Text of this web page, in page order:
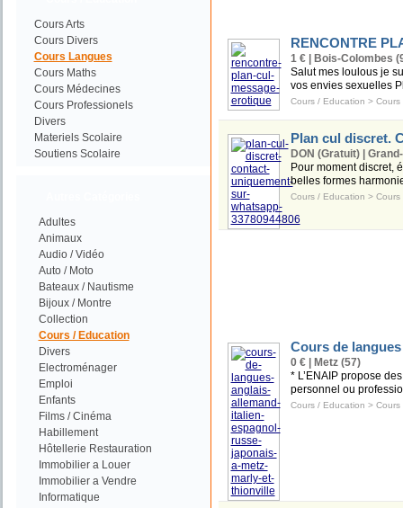
Cours Arts
Cours Divers
Cours Langues
Cours Maths
Cours Médecines
Cours Professionels
Divers
Materiels Scolaire
Soutiens Scolaire
Adultes
Animaux
Audio / Vidéo
Auto / Moto
Bateaux / Nautisme
Bijoux / Montre
Collection
Cours / Education
Divers
Electroménager
Emploi
Enfants
Films / Cinéma
Habillement
Hôtellerie Restauration
Immobilier a Louer
Immobilier a Vendre
Informatique
RENCONTRE
1 € | Bois-Colombes
Salut mes loulous je
vos envies sexuelles
Cours / Education > Cours
Plan cul discret.
DON (Gratuit) |
Pour moment discret,
belles formes
Cours / Education > Cours
Cours de
0 € | Metz (57)
* L’ENAIP propose
personnel ou
Cours / Education > Cours